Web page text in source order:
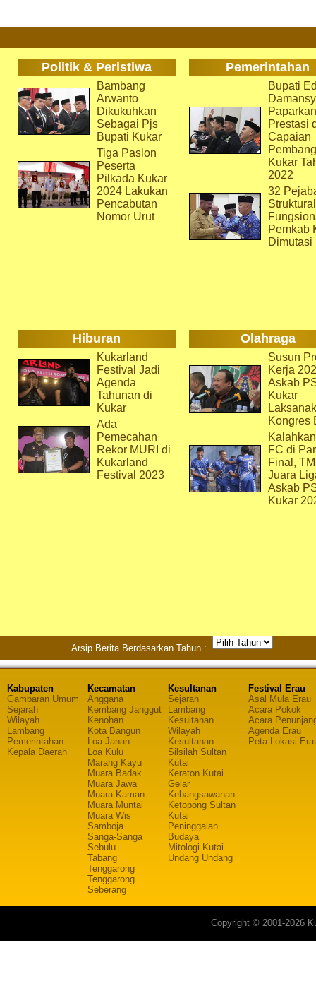
Politik & Peristiwa Pemerintahan
Bambang
Arwanto
Dikukuhkan
Sebagai Pjs
Bupati Kukar
Tiga Paslon
Peserta
Pilkada Kukar
2024 Lakukan
Pencabutan
Nomor Urut
Bupati
Paparkan
Prestasi
Capaian
Kukar
2022
32
Pemkab
Dimutasi
Hiburan Olahraga
Kukarland
Festival Jadi
Agenda
Tahunan di
Kukar
Ada
Pemecahan
Rekor MURI di
Kukarland
Festival 2023
Susun
Kerja
Askab
Kukar
Kongres
FC di
Final,
Juara
Askab
Kukar
Arsip Berita Berdasarkan Tahun :
Kabupaten
Gambaran Umum
Sejarah
Wilayah
Lambang
Pemerintahan
Kepala Daerah
Kecamatan
Anggana
Kembang Janggut
Kenohan
Kota Bangun
Loa Janan
Loa Kulu
Marang Kayu
Muara Badak
Muara Jawa
Muara Kaman
Muara Muntai
Muara Wis
Samboja
Sanga-Sanga
Sebulu
Tabang
Tenggarong
Tenggarong
Seberang
Kesultanan
Sejarah
Lambang
Kesultanan
Wilayah
Kesultanan
Silsilah Sultan
Kutai
Keraton Kutai
Gelar
Kebangsawanan
Ketopong Sultan
Kutai
Peninggalan
Budaya
Mitologi Kutai
Undang Undang
Festival Erau
Asal Mula Erau
Acara Pokok
Acara
Agenda Erau
Peta Lokasi
Copyright © 2001-2026